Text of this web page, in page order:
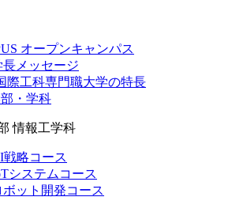
オープンキャンパス
長メッセージ
際工科専門職大学の特長
・学科
情報工学科
戦略コース
システムコース
ボット開発コース